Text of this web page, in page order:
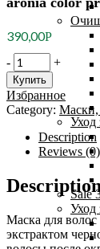
Уход
Sale
Уход
390,00Р
Pedison
Маска
для
волос
арония
Institute-
color
treatment,
100мл
- +
Купить
Избранное
Category: Маски,
Description
Reviews (0)
Маска для
экстрактом